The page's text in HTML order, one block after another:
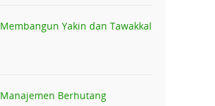
Membangun Yakin dan Tawakkal
Manajemen Berhutang